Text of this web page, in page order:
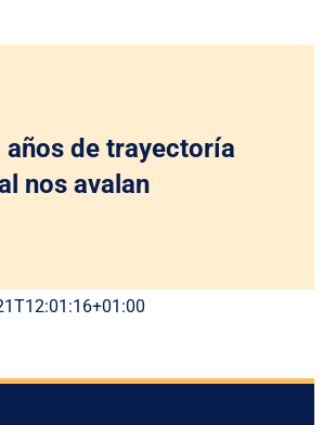
años de trayectoría
nos avalan